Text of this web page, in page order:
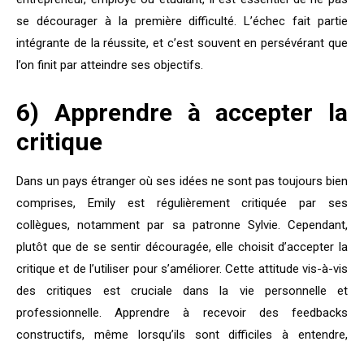
se décourager à la première difficulté. L’échec fait partie
intégrante de la réussite, et c’est souvent en persévérant que
l’on finit par atteindre ses objectifs.
6) Apprendre à accepter la
critique
Dans un pays étranger où ses idées ne sont pas toujours bien
comprises, Emily est régulièrement critiquée par ses
collègues, notamment par sa patronne Sylvie. Cependant,
plutôt que de se sentir découragée, elle choisit d’accepter la
critique et de l’utiliser pour s’améliorer. Cette attitude vis-à-vis
des critiques est cruciale dans la vie personnelle et
professionnelle. Apprendre à recevoir des feedbacks
constructifs, même lorsqu’ils sont difficiles à entendre,